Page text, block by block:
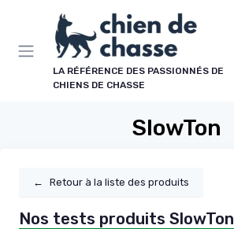
LA RÉFÉRENCE DES PASSIONNÉS DE
CHIENS DE CHASSE
SlowTon
← Retour à la liste des produits
Nos tests produits SlowTon
Panneau de gestion des cookies